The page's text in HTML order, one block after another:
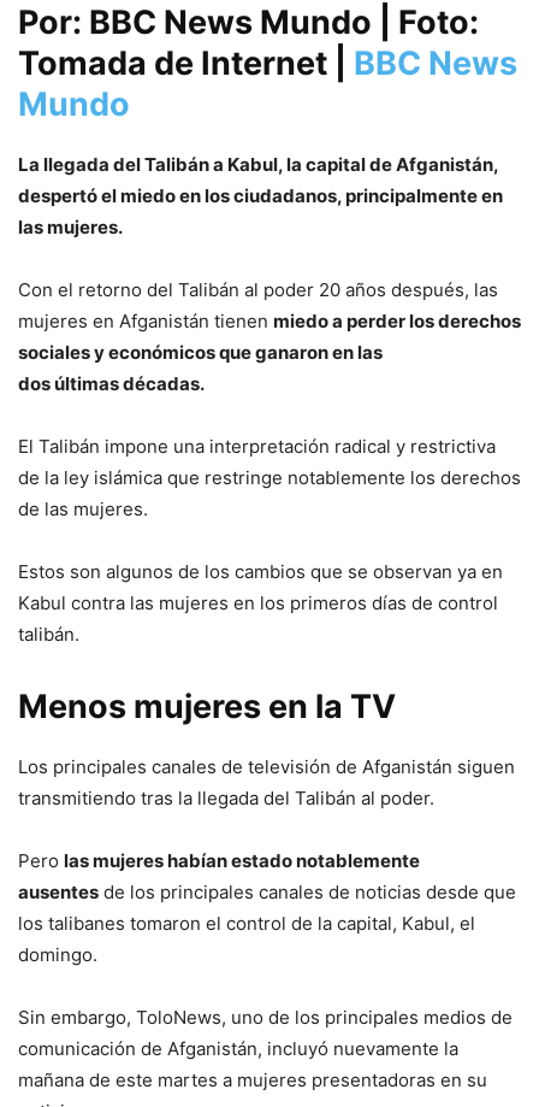
Por: BBC News Mundo | Foto:
Tomada de Internet | BBC News
Mundo
La llegada del Talibán a Kabul, la capital de Afganistán,
despertó el miedo en los ciudadanos, principalmente en
las mujeres.
Con el retorno del Talibán al poder 20 años después, las
mujeres en Afganistán tienen miedo a perder los derechos
sociales y económicos que ganaron en las
dos últimas décadas.
El Talibán impone una interpretación radical y restrictiva
de la ley islámica que restringe notablemente los derechos
de las mujeres.
Estos son algunos de los cambios que se observan ya en
Kabul contra las mujeres en los primeros días de control
talibán.
Menos mujeres en la TV
Los principales canales de televisión de Afganistán siguen
transmitiendo tras la llegada del Talibán al poder.
Pero las mujeres habían estado notablemente
ausentes de los principales canales de noticias desde que
los talibanes tomaron el control de la capital, Kabul, el
domingo.
Sin embargo, ToloNews, uno de los principales medios de
comunicación de Afganistán, incluyó nuevamente la
mañana de este martes a mujeres presentadoras en su